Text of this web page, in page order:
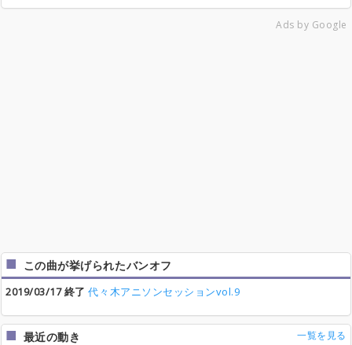
Ads by Google
この曲が挙げられたバンオフ
2019/03/17 終了 代々木アニソンセッションvol.9
最近の動き 一覧を見る